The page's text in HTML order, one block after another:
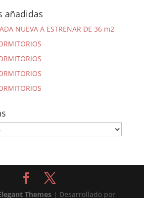
añadidas
NUEVA A ESTRENAR DE 36 m2
Themes| Desarrollado por